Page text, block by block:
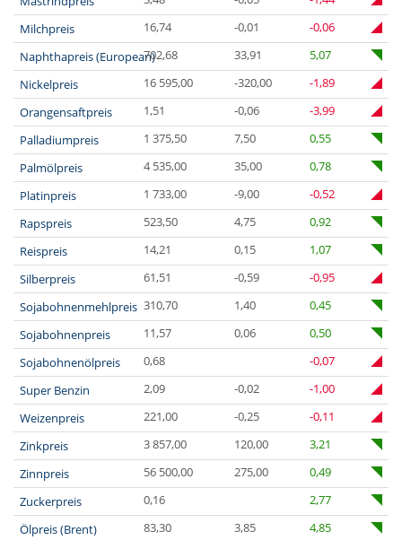
Milchpreis
16,74 -0,01
-0,06
Naphthapreis (European)702,68 33,91
5,07
Nickelpreis
16 595,00 -320,00
-1,89
Orangensaftpreis
1,51 -0,06
-3,99
Palladiumpreis
1 375,50 7,50
0,55
Palmölpreis
4 535,00 35,00
0,78
Platinpreis
1 733,00 -9,00
-0,52
Rapspreis
523,50 4,75
0,92
Reispreis
14,21 0,15
1,07
Silberpreis
61,51 -0,59
-0,95
Sojabohnenmehlpreis 310,70 1,40
0,45
Sojabohnenpreis
11,57 0,06
0,50
Sojabohnenölpreis
0,68
-0,07
Super Benzin
2,09 -0,02
-1,00
Weizenpreis
221,00 -0,25
-0,11
Zinkpreis
3 857,00 120,00
3,21
Zinnpreis
56 500,00 275,00
0,49
Zuckerpreis
0,16
2,77
Ölpreis (Brent)
83,30 3,85
4,85